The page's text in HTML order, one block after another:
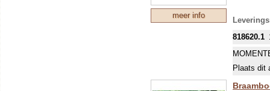
meer info
818620.1
Plaats dit